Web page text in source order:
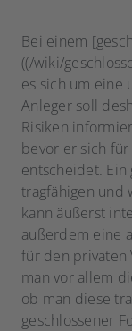
Bei einem
((/wiki/
es sich um eine
Anleger soll
Risiken
bevor er sich
entscheidet.
tragfähigen und
kann äußerst
außerdem eine
für den privaten
man vor allem
ob man diese
geschlossener